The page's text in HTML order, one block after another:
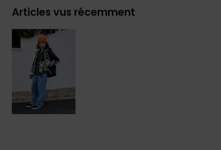
Articles vus récemment